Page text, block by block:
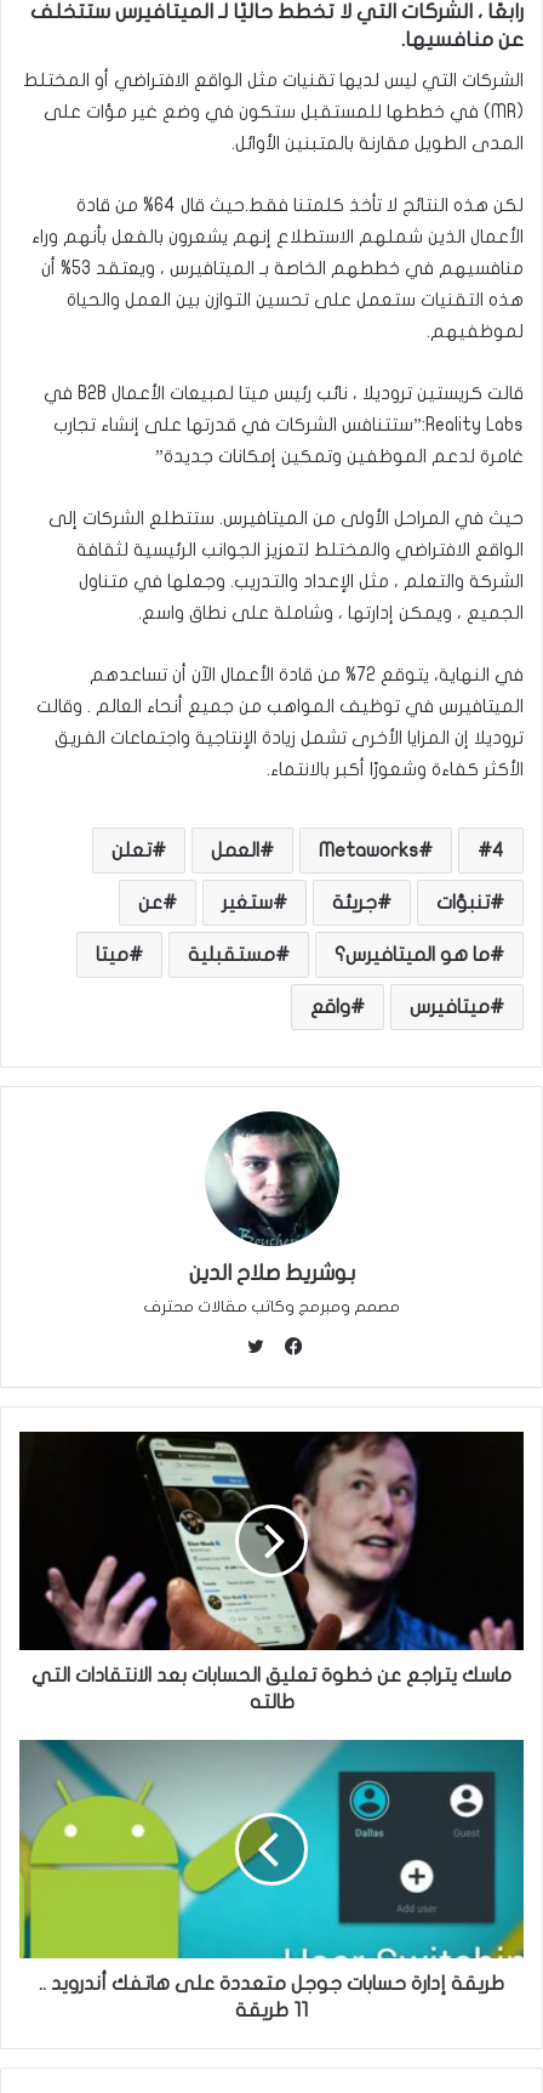
رابعًا ، الشركات التي لا تخطط حاليًا لـ الميتافيرس ستتخلف
عن منافسيها.
الشركات التي ليس لديها تقنيات مثل الواقع الافتراضي أو المختلط
(MR) في خططها للمستقبل ستكون في وضع غير مؤات على
المدى الطويل مقارنة بالمتبنين الأوائل.
لكن هذه النتائج لا تأخذ كلمتنا فقط.حيث قال 64% من قادة
الأعمال الذين شملهم الاستطلاع إنهم يشعرون بالفعل بأنهم وراء
منافسيهم في خططهم الخاصة بـ الميتافيرس ، ويعتقد 53% أن
هذه التقنيات ستعمل على تحسين التوازن بين العمل والحياة
لموظفيهم.
قالت كريستين تروديلا ، نائب رئيس ميتا لمبيعات الأعمال B2B في
Reality Labs:”ستتنافس الشركات في قدرتها على إنشاء تجارب
غامرة لدعم الموظفين وتمكين إمكانات جديدة”
حيث في المراحل الأولى من الميتافيرس. ستتطلع الشركات إلى
الواقع الافتراضي والمختلط لتعزيز الجوانب الرئيسية لثقافة
الشركة والتعلم ، مثل الإعداد والتدريب. وجعلها في متناول
الجميع ، ويمكن إدارتها ، وشاملة على نطاق واسع.
في النهاية، يتوقع 72% من قادة الأعمال الآن أن تساعدهم
الميتافيرس في توظيف المواهب من جميع أنحاء العالم . وقالت
تروديلا إن المزايا الأخرى تشمل زيادة الإنتاجية واجتماعات الفريق
الأكثر كفاءة وشعورًا أكبر بالانتماء.
4
Metaworks العمل تعلن
تنبؤات جريئة ستغير عن
ما هو الميتافيرس؟ مستقبلية ميتا
ميتافيرس واقع
بوشريط صلاح الدين
مصمم ومبرمج وكاتب مقالات محترف
ي
س
ي
ت
ر
ماسك يتراجع عن خطوة تعليق الحسابات بعد الانتقادات التي
طالته
طريقة إدارة حسابات جوجل متعددة على هاتفك أندرويد ..
11 طريقة